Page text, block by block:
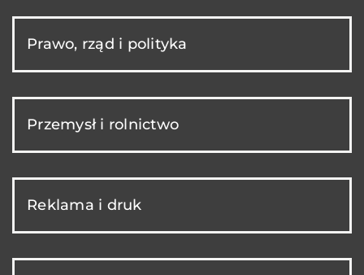
Prawo, rząd i polityka
Przemysł i rolnictwo
Reklama i druk